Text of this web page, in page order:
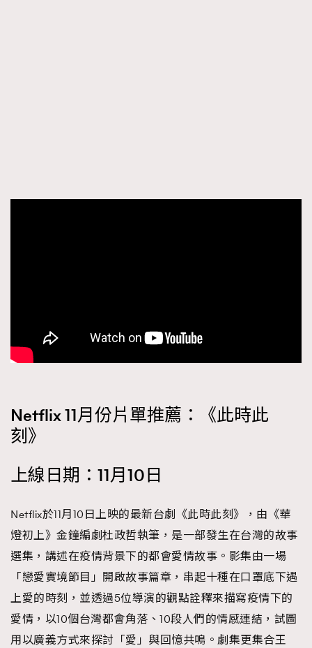
Netflix 11月份片單推薦：《此時此
刻》
上線日期：11月10日
Netflix於11月10日上映的最新台劇《此時此刻》，由《華
燈初上》金鐘編劇杜政哲執筆，是一部發生在台灣的故事
選集，講述在疫情背景下的都會愛情故事。影集由一場
「戀愛實境節目」開啟故事篇章，串起十種在口罩底下遇
上愛的時刻，並透過5位導演的觀點詮釋來描寫疫情下的
愛情，以10個台灣都會角落、10段人們的情感連結，試圖
用以廣義方式來探討「愛」與回憶共鳴。劇集更集合王